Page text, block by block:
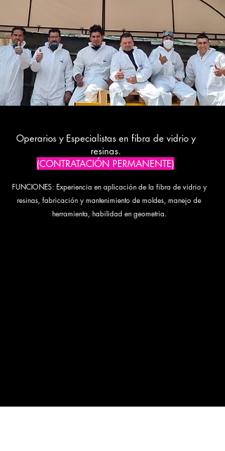
Operarios y Especialistas en fibra de vidrio y
resinas.
(CONTRATACIÓN PERMANENTE)
FUNCIONES: Experiencia en aplicación de la fibra de vidrio y
resinas, fabricación y mantenimiento de moldes, manejo de
herramienta, habilidad en geometria.